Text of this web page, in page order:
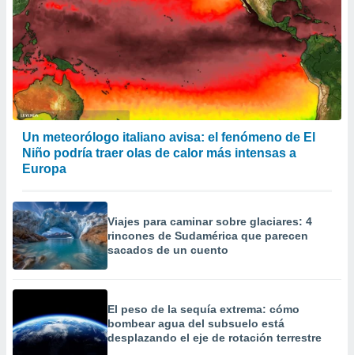
Un meteorólogo italiano avisa: el fenómeno de El
Niño podría traer olas de calor más intensas a
Europa
Viajes para caminar sobre glaciares: 4
rincones de Sudamérica que parecen
sacados de un cuento
El peso de la sequía extrema: cómo
bombear agua del subsuelo está
desplazando el eje de rotación terrestre